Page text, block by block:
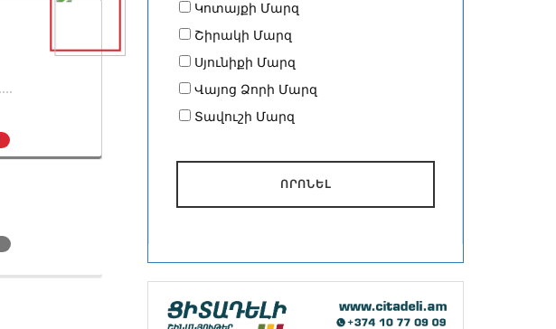
Կոտայքի Մարզ
Շիրակի Մարզ
Սյունիքի Մարզ
Վայոց Ձորի Մարզ
Տավուշի Մարզ
ՈՐՈՆԵԼ